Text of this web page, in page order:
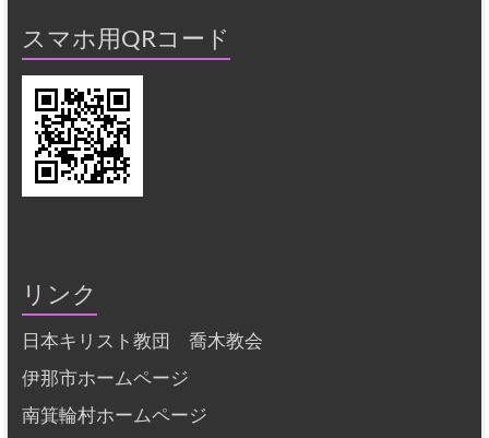
スマホ用QRコード
リンク
日本キリスト教団 喬木教会
伊那市ホームページ
南箕輪村ホームページ